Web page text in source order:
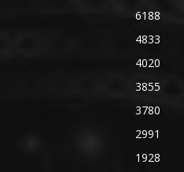
6188
4833
4020
3855
3780
2991
1928